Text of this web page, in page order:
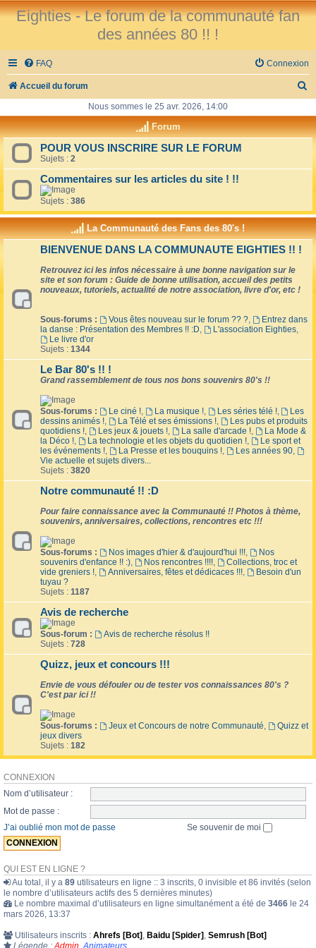
Eighties - Le forum de la communauté fan
des années 80 !! !
FAQ Connexion
Accueil du forum
h
h
e
Nous sommes le 25 avr. 2026, 14:00
Forum
POUR VOUS INSCRIRE SUR LE FORUM
Sujets : 2
Commentaires sur les articles du site ! !!
Sujets : 386
La Communauté des Fans des 80's !
BIENVENUE DANS LA COMMUNAUTE EIGHTIES !! !
Retrouvez ici les infos nécessaire à une bonne navigation sur le
site et son forum : Guide de bonne utilisation, accueil des petits
nouveaux, tutoriels, actualité de notre association, livre d'or, etc !
Sous-forums : Vous êtes nouveau sur le forum ?? ?,
Entrez dans
la danse : Présentation des Membres !! :D, L'association Eighties,
Le livre d'or
Sujets : 1344
Le Bar 80's !! !
Grand rassemblement de tous nos bons souvenirs 80's !!
Sous-forums : Le ciné !, La musique !, Les séries télé !,
Les
dessins animés !, La Télé et ses émissions !,
Les pubs et produits
quotidiens !, Les jeux & jouets !, La salle d'arcade !,
La Mode &
la Déco !, La technologie et les objets du quotidien !,
Le sport et
les événements !, La Presse et les bouquins !, Les années 90,
Vie actuelle et sujets divers...
Sujets : 3820
Notre communauté !! :D
Pour faire connaissance avec la Communauté !! Photos à thème,
souvenirs, anniversaires, collections, rencontres etc !!!
Sous-forums : Nos images d'hier & d'aujourd'hui !!!,
Nos
souvenirs d'enfance !! :), Nos rencontres !!!!,
Collections, troc et
vide greniers !, Anniversaires, fêtes et dédicaces !!!,
Besoin d'un
tuyau ?
Sujets : 1187
Avis de recherche
Sous-forum :
Avis de recherche résolus !!
Sujets : 728
Quizz, jeux et concours !!!
Envie de vous défouler ou de tester vos connaissances 80's ?
C'est par ici !!
Sous-forums : Jeux et Concours de notre Communauté,
Quizz et
jeux divers
Sujets : 182
CONNEXION
Nom d’utilisateur :
Mot de passe :
J’ai oublié mon mot de passe
Se souvenir de moi
QUI EST EN LIGNE ?
Au total, il y a 89 utilisateurs en ligne :: 3 inscrits, 0 invisible et 86 invités (selon
le nombre d’utilisateurs actifs des 5 dernières minutes)
Le nombre maximal d’utilisateurs en ligne simultanément a été de 3466 le 24
mars 2026, 13:37
Utilisateurs inscrits : Ahrefs [Bot] , Baidu [Spider] , Semrush [Bot]
Légende : Admin Animateurs